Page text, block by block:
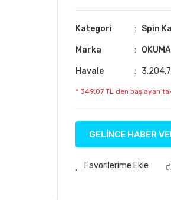
Kategori Spin
Marka OKUMA
Havale
* 349,07 TL den başlayan
GELİNCE HABER